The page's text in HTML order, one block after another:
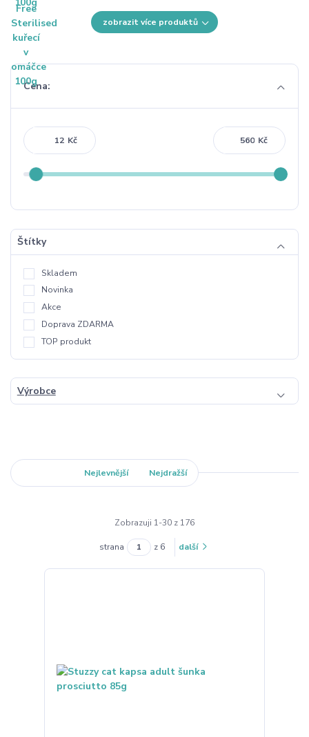
zobrazit více produktů
Cena:
Kč Kč
Štítky
Skladem
Novinka
Akce
Doprava ZDARMA
TOP produkt
Výrobce
Nejlevnější Nejdražší
Zobrazuji 1-30 z 176
strana z 6 další